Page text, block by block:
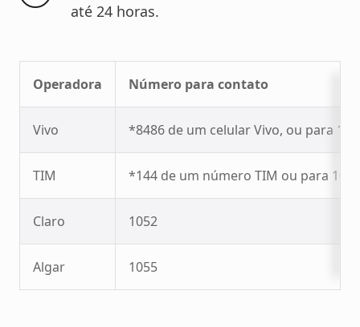
até 24 horas.
Operadora Número para contato
Vivo *8486 de um celular Vivo, ou para
TIM *144 de um número TIM ou para
Claro 1052
Algar 1055